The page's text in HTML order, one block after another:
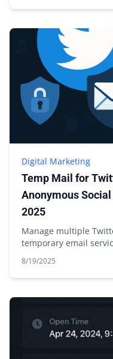
Digital Marketing
Temp Mail for
Anonymous
2025
Manage multiple
temporary email
8/19/2025